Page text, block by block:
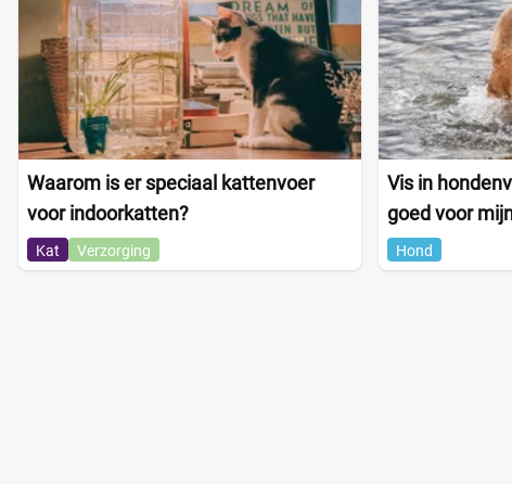
Waarom is er speciaal kattenvoer
voor indoorkatten?
Kat Verzorging
Vis in
goed voor
Hond